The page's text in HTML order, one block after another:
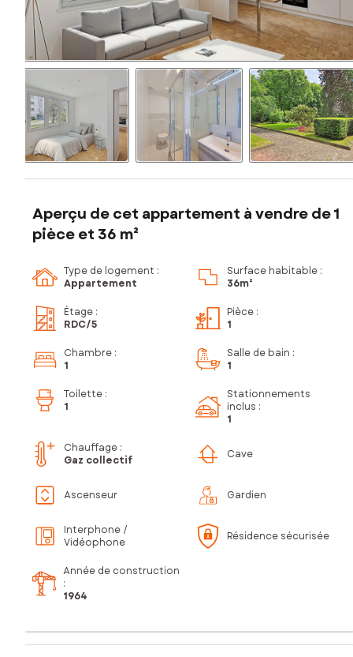
Aperçu de cet appartement à vendre de 1
pièce et 36 m²
Type de logement :
Appartement
Surface habitable :
36m²
Étage :
RDC/5
Pièce :
1
Chambre :
1
Salle de bain :
1
Toilette :
1
Stationnements
inclus :
1
Chauffage :
Gaz collectif
Cave
Ascenseur Gardien
Interphone /
Vidéophone
Résidence sécurisée
Année de construction
:
1964